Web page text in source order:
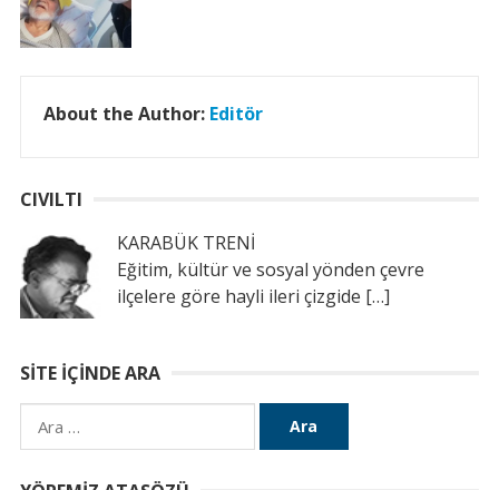
About the Author: Editör
CIVILTI
KARABÜK TRENİ
Eğitim, kültür ve sosyal yönden çevre
ilçelere göre hayli ileri çizgide […]
SITE İÇINDE ARA
Arama: